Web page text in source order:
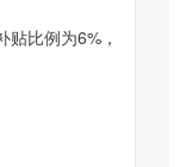
比例为6%，